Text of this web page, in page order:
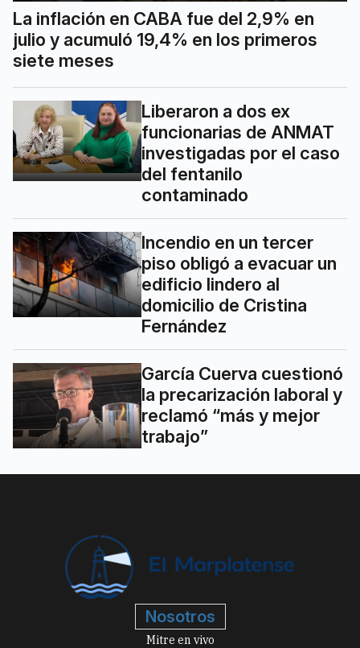
La inflación en CABA fue del 2,9% en
julio y acumuló 19,4% en los primeros
siete meses
Liberaron a dos ex
funcionarias de ANMAT
investigadas por el caso
del fentanilo
contaminado
Incendio en un tercer
piso obligó a evacuar un
edificio lindero al
domicilio de Cristina
Fernández
García Cuerva cuestionó
la precarización laboral y
reclamó “más y mejor
trabajo”
Nosotros
Mitre en vivo